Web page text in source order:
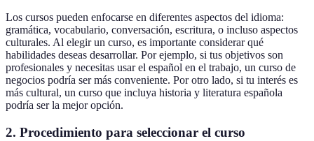
Los cursos pueden enfocarse en diferentes aspectos del idioma:
gramática, vocabulario, conversación, escritura, o incluso aspectos
culturales. Al elegir un curso, es importante considerar qué
habilidades deseas desarrollar. Por ejemplo, si tus objetivos son
profesionales y necesitas usar el español en el trabajo, un curso de
negocios podría ser más conveniente. Por otro lado, si tu interés es
más cultural, un curso que incluya historia y literatura española
podría ser la mejor opción.
2. Procedimiento para seleccionar el curso